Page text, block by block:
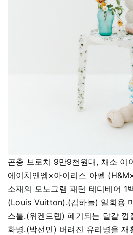
곤충 브로치 9만9천원대, 채소 이
에이치앤엠×아이리스 아펠
소재의 모노그램 패턴 테디베어 1
(Louis Vuitton).(김하늘) 일회용
스툴.(위켄드랩) 폐기되는 달걀 껍
화병.(박선민) 버려진 유리병을 재